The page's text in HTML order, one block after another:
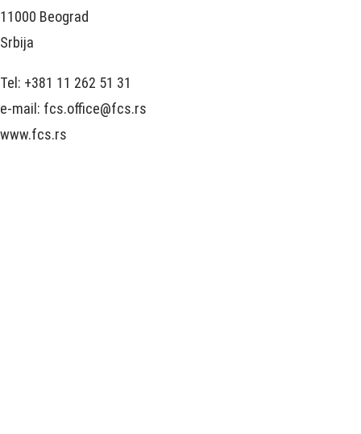
11000 Beograd
Srbija
Tel: +381 11 262 51 31
e-mail: fcs.office@fcs.rs
www.fcs.rs